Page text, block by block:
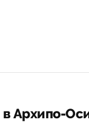
Архипо-